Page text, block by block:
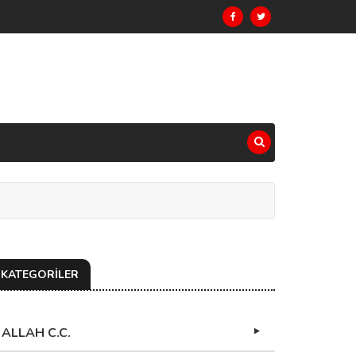
KATEGORİLER
ALLAH C.C.